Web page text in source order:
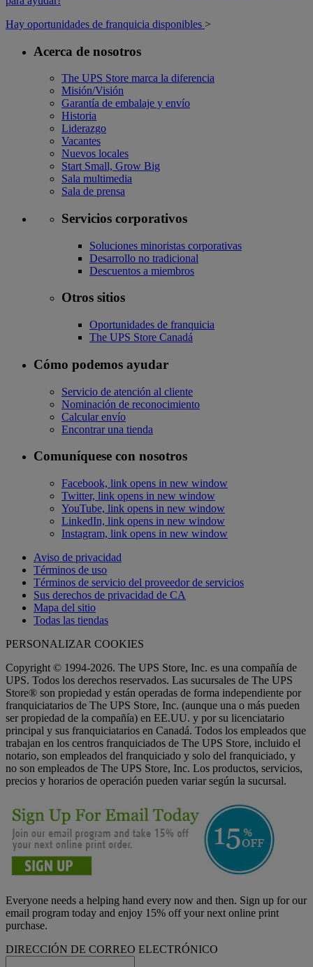
Hay oportunidades de franquicia disponibles >
Acerca de nosotros
The UPS Store marca la diferencia
Misión/Visión
Garantía de embalaje y envío
Historia
Liderazgo
Vacantes
Nuevos locales
Start Small, Grow Big
Sala multimedia
Sala de prensa
Servicios corporativos
Soluciones minoristas corporativas
Desarrollo no tradicional
Descuentos a miembros
Otros sitios
Oportunidades de franquicia
The UPS Store Canadá
Cómo podemos ayudar
Servicio de atención al cliente
Nominación de reconocimiento
Calcular envío
Encontrar una tienda
Comuníquese con nosotros
Facebook, link opens in new window
Twitter, link opens in new window
YouTube, link opens in new window
LinkedIn, link opens in new window
Instagram, link opens in new window
Aviso de privacidad
Términos de uso
Términos de servicio del proveedor de servicios
Sus derechos de privacidad de CA
Mapa del sitio
Todas las tiendas
PERSONALIZAR COOKIES
Copyright © 1994-2026. The UPS Store, Inc. es una compañía de
UPS. Todos los derechos reservados. Las sucursales de The UPS
Store® son propiedad y están operadas de forma independiente por
franquiciatarios de The UPS Store, Inc. (aunque una o más pueden
ser propiedad de la compañía) en EE.UU. y por su licenciatario
principal y sus franquiciatarios en Canadá. Todos los empleados que
trabajan en los centros franquiciados de The UPS Store, incluido el
notario, son empleados del franquiciado y solo del franquiciado, y
no son empleados de The UPS Store, Inc. Los productos, servicios,
precios y horarios de operación pueden variar según la sucursal.
Everyone needs a helping hand every now and then. Sign up for our
email program today and enjoy 15% off your next online print
purchase.
DIRECCIÓN DE CORREO ELECTRÓNICO